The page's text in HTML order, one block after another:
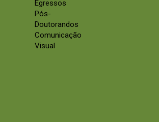
Egressos
Pós-
Doutorandos
Comunicação
Visual